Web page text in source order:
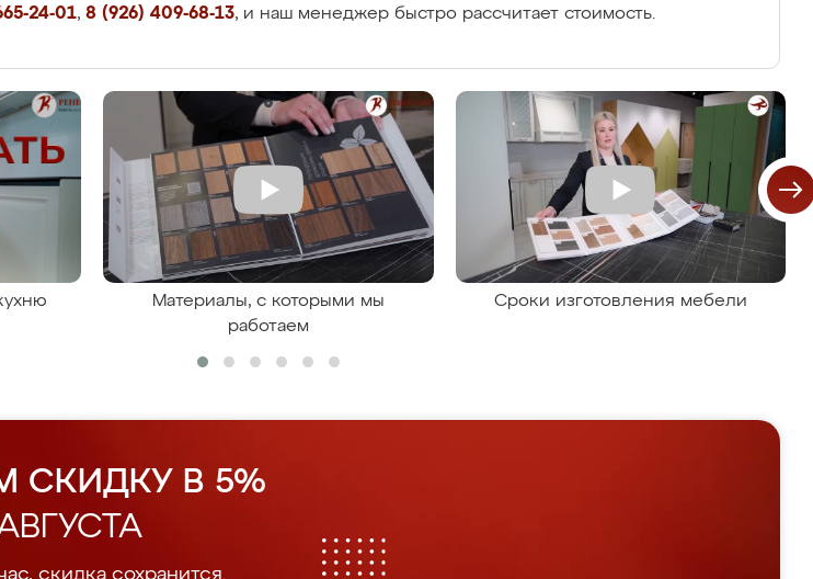
24-01, 8 (926) 409-68-13, и наш менеджер быстро рассчитает стоимость.
Материалы, с которыми мы
работаем
Сроки изготовления мебели
СКИДКУ В 5%
скидка сохранится.